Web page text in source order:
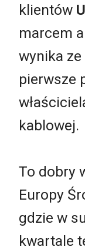
klientów
marcem
wynika ze
pierwsze
kablowej.
To dobry
Europy
gdzie w
kwartale